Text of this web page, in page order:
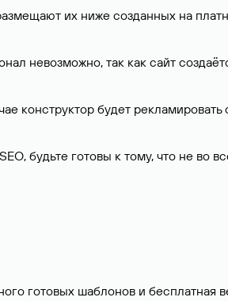
их ниже созданных на
невозможно, так как сайт
конструктор будет
будьте готовы к тому, что не во
готовых шаблонов и бесплатная